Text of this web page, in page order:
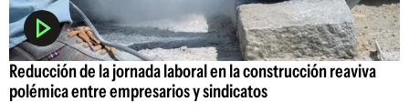
Reducción de la jornada laboral en la construcción reaviva
polémica entre empresarios y sindicatos